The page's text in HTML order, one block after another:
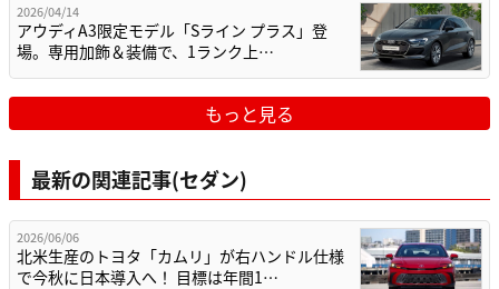
2026/04/14
アウディA3限定モデル「Sライン プラス」登
場。専用加飾＆装備で、1ランク上…
もっと見る
最新の関連記事(セダン)
2026/06/06
北米生産のトヨタ「カムリ」が右ハンドル仕様
で今秋に日本導入へ！ 目標は年間1…